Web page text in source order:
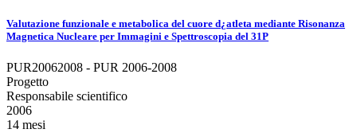
Valutazione funzionale e metabolica del cuore d¿atleta mediante Risonanza
Magnetica Nucleare per Immagini e Spettroscopia del 31P
PUR20062008 - PUR 2006-2008
Progetto
Responsabile scientifico
2006
14 mesi